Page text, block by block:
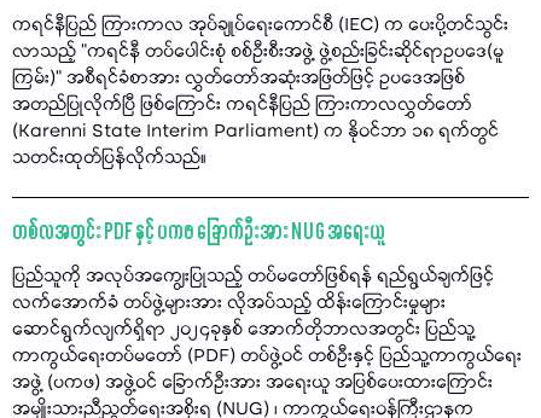
ကရင်နီပြည် ကြားကာလ အုပ်ချုပ်ရေးကောင်စီ (IEC) က ပေးပို့တင်သွင်း
လာသည့် "ကရင်နီ တပ်ပေါင်းစုံ စစ်ဦးစီးအဖွဲ့ ဖွဲ့စည်းခြင်းဆိုင်ရာဥပဒေ(မူ
ကြမ်း)” အစီရင်ခံစာအား လွှတ်တော်အဆုံးအဖြတ်ဖြင့် ဥပဒေအဖြစ်
အတည်ပြုလိုက်ပြီ ဖြစ်ကြောင်း ကရင်နီပြည် ကြားကာလလွှတ်တော်
(Karenni State Interim Parliament) က နိုဝင်ဘာ ၁၈ ရက်တွင်
သတင်းထုတ်ပြန်လိုက်သည်။
တစ်လအတွင်း PDF နှင့် ပကဖ ခြောက်ဦးအား NUG အရေးယူ
ပြည်သူကို အလုပ်အကျွေးပြုသည့် တပ်မတော်ဖြစ်ရန် ရည်ရွယ်ချက်ဖြင့်
လက်အောက်ခံ တပ်ဖွဲ့များအား လိုအပ်သည့် ထိန်းကြောင်းမှုများ
ဆောင်ရွက်လျက်ရှိရာ ၂၀၂၄ခုနှစ် အောက်တိုဘာလအတွင်း ပြည်သူ့
ကာကွယ်ရေးတပ်မတော် (PDF) တပ်ဖွဲ့ဝင် တစ်ဦးနှင့် ပြည်သူ့ကာကွယ်ရေး
အဖွဲ့ (ပကဖ) အဖွဲ့ဝင် ခြောက်ဦးအား အရေးယူ အပြစ်ပေးထားကြောင်း
အမျိုးသားညီညွတ်ရေးအစိုးရ (NUG) ၊ ကာကွယ်ရေးဝန်ကြီးဌာနက